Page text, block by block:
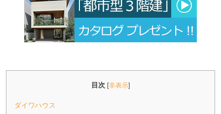
目次 [非表示]
ダイワハウス